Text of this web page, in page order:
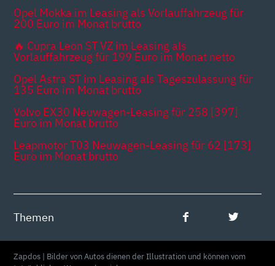
Opel Mokka im Leasing als Vorlauffahrzeug für
200 Euro im Monat brutto
🔥 Cupra Leon ST VZ im Leasing als
Vorlauffahrzeug für 199 Euro im Monat netto
Opel Astra ST im Leasing als Tageszulassung für
135 Euro im Monat brutto
Volvo EX30 Neuwagen-Leasing für 258 [397]
Euro im Monat brutto
Leapmotor T03 Neuwagen-Leasing für 62 [173]
Euro im Monat brutto
Themen
Zapdos | Bilder von Autos dienen der Illustration und können vom